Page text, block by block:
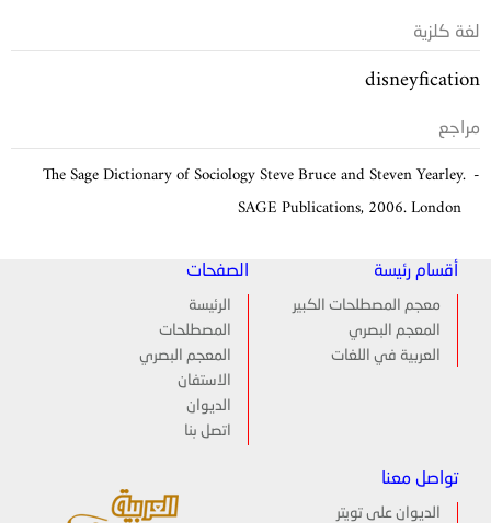
لغة كلزية
disneyfication
مراجع
The Sage Dictionary of Sociology Steve Bruce and Steven Yearley.
SAGE Publications, 2006. London
أقسام رئيسة
معجم المصطلحات الكبير
المعجم البصري
العربية في اللغات
الصفحات
الرئيسة
المصطلحات
المعجم البصري
الاستفان
الديوان
اتصل بنا
تواصل معنا
الديوان على تويتر